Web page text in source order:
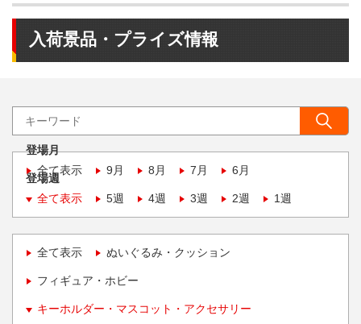
入荷景品・プライズ情報
登場月
全て表示
9月 8月 7月 6月
登場週
全て表示
5週 4週 3週 2週 1週
全て表示 ぬいぐるみ・クッション
フィギュア・ホビー
キーホルダー・マスコット・アクセサリー